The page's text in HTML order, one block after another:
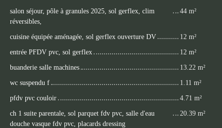
salon séjour, pôle à granules 2025, sol gerflex, clim
réversibles,
44 m²
cuisine équipée aménagée, sol gerflex ouverture DV
12 m²
entrée PFDV pvc, sol gerflex
12 m²
buanderie salle machines
13.22 m²
wc suspendu f
1.11 m²
pfdv pvc couloir
4.71 m²
ch 1 suite parentale, sol parquet fdv pvc, salle d'eau
douche vasque fdv pvc, placards dressing
20.39 m²